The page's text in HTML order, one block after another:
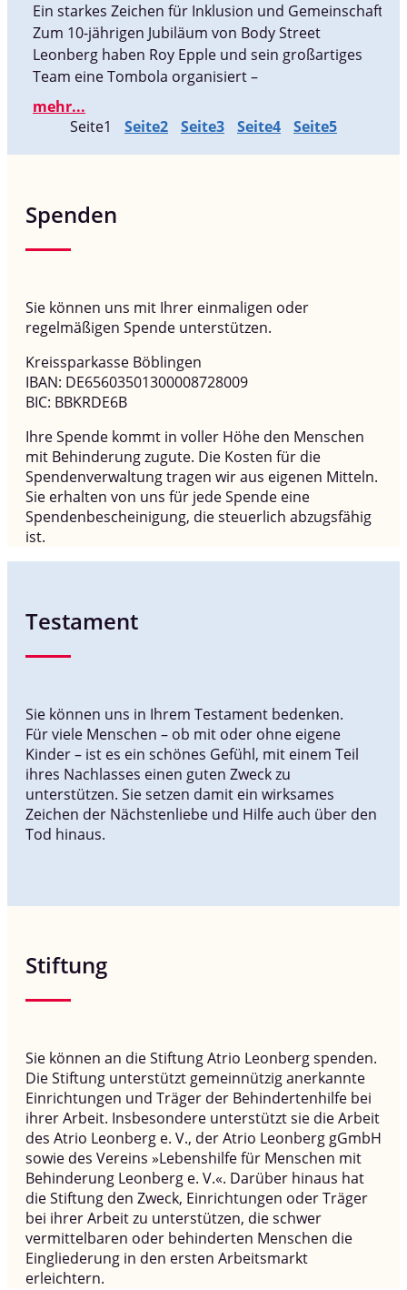
Ein starkes Zeichen für Inklusion und Gemeinschaft:
Zum 10-jährigen Jubiläum von Body Street
Leonberg haben Roy Epple und sein großartiges
Team eine Tombola organisiert –
mehr...
Seite1 Seite2 Seite3 Seite4 Seite5
Spenden
Sie können uns mit Ihrer einmaligen oder
regelmäßigen Spende unterstützen.
Kreissparkasse Böblingen
IBAN: DE65603501300008728009
BIC: BBKRDE6B
Ihre Spende kommt in voller Höhe den Menschen
mit Behinderung zugute. Die Kosten für die
Spendenverwaltung tragen wir aus eigenen Mitteln.
Sie erhalten von uns für jede Spende eine
Spendenbescheinigung, die steuerlich abzugsfähig
ist.
Testament
Sie können uns in Ihrem Testament bedenken.
Für viele Menschen – ob mit oder ohne eigene
Kinder – ist es ein schönes Gefühl, mit einem Teil
ihres Nachlasses einen guten Zweck zu
unterstützen. Sie setzen damit ein wirksames
Zeichen der Nächstenliebe und Hilfe auch über den
Tod hinaus.
Stiftung
Sie können an die Stiftung Atrio Leonberg spenden.
Die Stiftung unterstützt gemeinnützig anerkannte
Einrichtungen und Träger der Behindertenhilfe bei
ihrer Arbeit. Insbesondere unterstützt sie die Arbeit
des Atrio Leonberg e. V., der Atrio Leonberg gGmbH
sowie des Vereins »Lebenshilfe für Menschen mit
Behinderung Leonberg e. V.«. Darüber hinaus hat
die Stiftung den Zweck, Einrichtungen oder Träger
bei ihrer Arbeit zu unterstützen, die schwer
vermittelbaren oder behinderten Menschen die
Eingliederung in den ersten Arbeitsmarkt
erleichtern.